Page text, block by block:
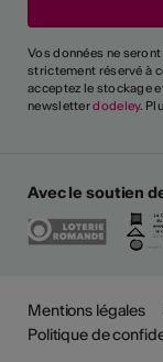
Vos données ne
strictement réservé à
acceptez le stockage
newsletterdodeley.
Avec le soutien
Mentions légales
Politique de